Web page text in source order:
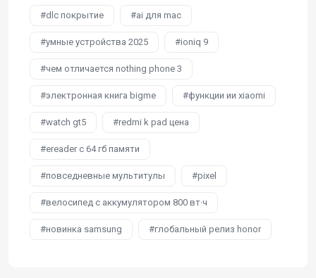
dlc покрытие ai для mac
умные устройства 2025 ioniq 9
чем отличается nothing phone 3
электронная книга bigme функции ии xiaomi
watch gt5 redmi k pad цена
ereader с 64 гб памяти
повседневные мультитулы pixel
велосипед с аккумулятором 800 вт·ч
новинка samsung глобальный релиз honor